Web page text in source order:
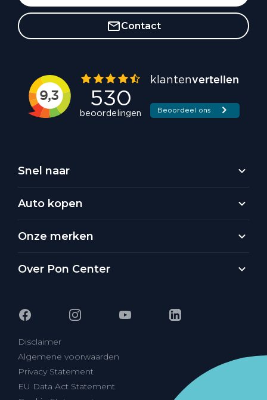
Contact
Snel naar
Auto kopen
Onze merken
Over Pon Center
Disclaimer
Algemene voorwaarden
Privacy Statement
EU Data Act Statement